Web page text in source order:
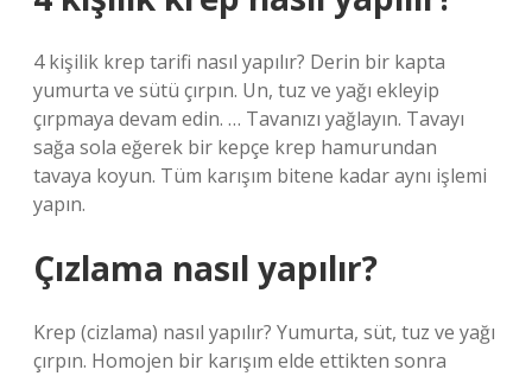
4 kişilik krep tarifi nasıl yapılır? Derin bir kapta
yumurta ve sütü çırpın. Un, tuz ve yağı ekleyip
çırpmaya devam edin. … Tavanızı yağlayın. Tavayı
sağa sola eğerek bir kepçe krep hamurundan
tavaya koyun. Tüm karışım bitene kadar aynı işlemi
yapın.
Çızlama nasıl yapılır?
Krep (cizlama) nasıl yapılır? Yumurta, süt, tuz ve yağı
çırpın. Homojen bir karışım elde ettikten sonra